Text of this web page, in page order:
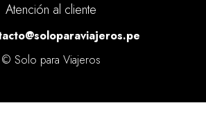
Atención al cliente
© Solo para Viajeros